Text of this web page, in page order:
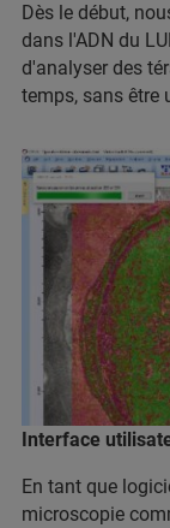
Dès le début,
dans l'ADN du
d'analyser des
temps, sans être
Interface
En tant que
microscopie